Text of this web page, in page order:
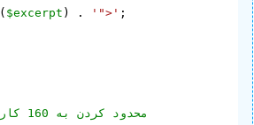
( $excerpt ) . '">' ;
// محدود کردن به 160 کاراکتر